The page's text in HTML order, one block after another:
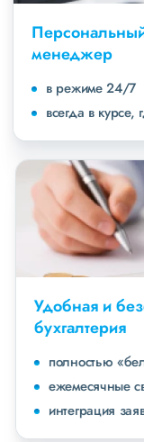
менеджер
в режиме 24/7
всегда в курсе,
Удобная и
бухгалтерия
полностью
ежемесячные
интеграция